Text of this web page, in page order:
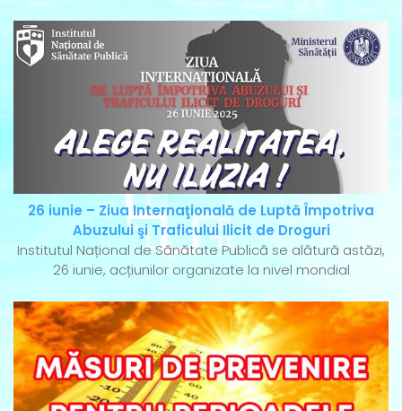
26 iunie – Ziua Internaţională de Luptă Împotriva
Abuzului şi Traficului Ilicit de Droguri
Institutul Național de Sănătate Publică se alătură astăzi,
26 iunie, acțiunilor organizate la nivel mondial